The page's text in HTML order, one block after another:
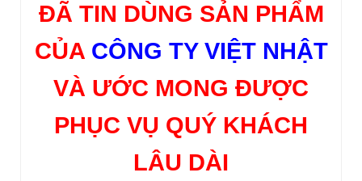
ĐÃ TIN DÙNG SẢN PHẨM
CỦA CÔNG TY VIỆT NHẬT
VÀ ƯỚC MONG ĐƯỢC
PHỤC VỤ QUÝ KHÁCH
LÂU DÀI